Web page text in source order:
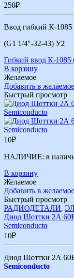
250₽
Ввод гибкий К-1085
(G1 1/4″-32-43) У2
Гибкий ввод К-1085
В корзину
Желаемое
Добавить в желаемое
Быстрый просмотр
10₽
НАЛИЧИЕ: в
В корзину
Желаемое
Добавить в желаемое
Быстрый просмотр
РАДИОДЕТАЛИ,
Диод Шоттки 2А
Semiconducto
10₽
Диод Шоттки 2А
Semiconducto